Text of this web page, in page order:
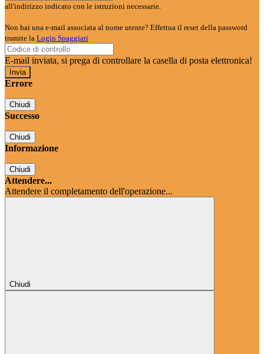
all'indirizzo indicato con le istruzioni necessarie.
Non hai una e-mail associata al nome utente? Effettua il reset della password
tramite la Login Spaggiari
E-mail inviata, si prega di controllare la casella di posta elettronica!
Errore
Chiudi
Successo
Chiudi
Informazione
Chiudi
Attendere...
Attendere il completamento dell'operazione...
Chiudi